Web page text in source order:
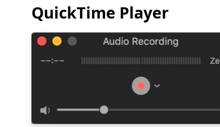
QuickTime Player